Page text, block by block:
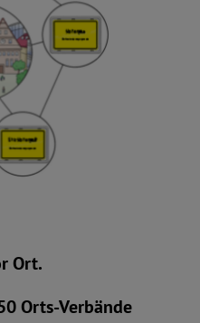
Ort.
Orts-Verbände